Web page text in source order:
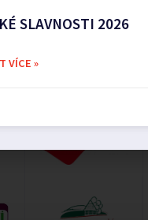
SLAVNOSTI 2026
VÍCE »